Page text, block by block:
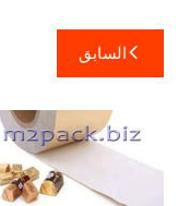
تصفّح
المقالات
السابق